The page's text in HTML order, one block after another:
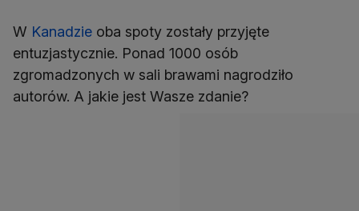
W Kanadzie oba spoty zostały przyjęte
entuzjastycznie. Ponad 1000 osób
zgromadzonych w sali brawami nagrodziło
autorów. A jakie jest Wasze zdanie?